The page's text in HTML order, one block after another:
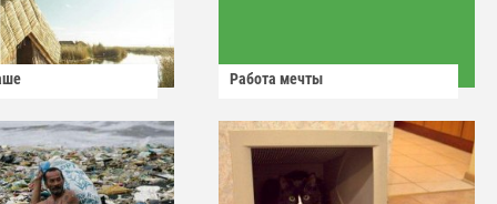
Работа мечты